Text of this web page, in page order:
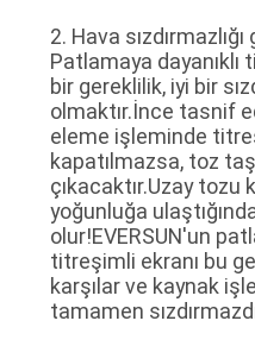
2. Hava
Patlamaya
bir gereklilik, iyi bir
olmaktır.İnce tasnif
eleme işleminde
kapatılmazsa, toz
çıkacaktır.Uzay
yoğunluğa
olur!EVERSUN'un
titreşimli ekranı bu
karşılar ve kaynak
tamamen